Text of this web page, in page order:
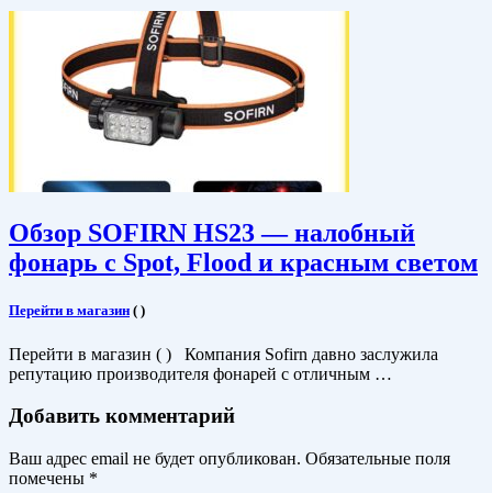
Обзор SOFIRN HS23 — налобный
фонарь с Spot, Flood и красным светом
Перейти в магазин ( )
Перейти в магазин ( ) Компания Sofirn давно заслужила
репутацию производителя фонарей с отличным …
Добавить комментарий
Ваш адрес email не будет опубликован. Обязательные поля
помечены *